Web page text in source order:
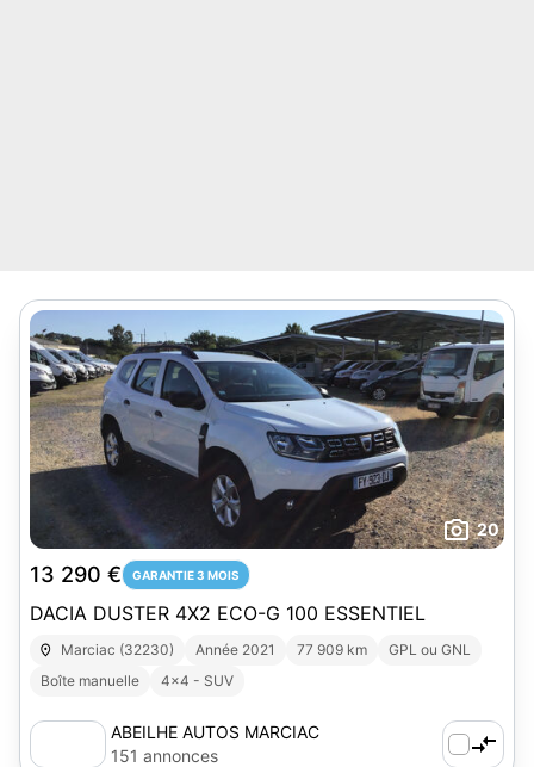
20
13 290 € GARANTIE 3 MOIS
DACIA DUSTER 4X2 ECO-G 100 ESSENTIEL
Marciac (32230) Année 2021 77 909 km
GPL ou GNL
Boîte manuelle
4x4 - SUV
ABEILHE AUTOS MARCIAC
151 annonces